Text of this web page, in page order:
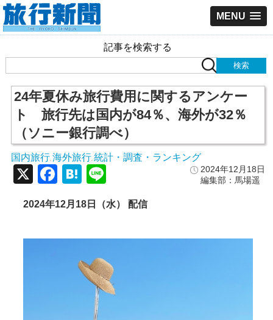
MENU
記事を検索する
24年夏休み旅行費用に関するアンケー
ト 旅行先は国内が84％、海外が32％
（ソニー銀行調べ）
国内旅行 海外旅行 統計・調査・ランキング
2024年12月18日
編集部：馬場遥
X Facebook
Hatena
2024年12月18日（水） 配信